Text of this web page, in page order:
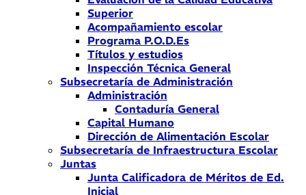
Superior
Acompañamiento escolar
Programa P.O.D.Es
Títulos y estudios
Inspección Técnica General
Subsecretaría de Administración
Administración
Contaduría General
Capital Humano
Dirección de Alimentación Escolar
Subsecretaría de Infraestructura Escolar
Juntas
Junta Calificadora de Méritos de Ed.
Inicial